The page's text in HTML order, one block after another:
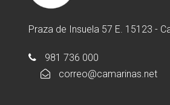
Praza de Insuela 57 E. 15123 -
981 736 000
correo@camarinas.net